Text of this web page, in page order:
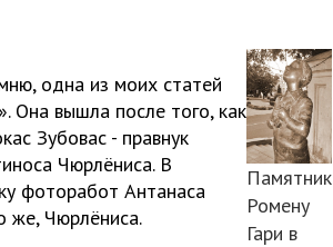
Памятник
Ромену
Гари в
одна из моих статей
Она вышла после того, как
Зубовас - правнук
Чюрлёниса. В
фоторабот Антанаса
же, Чюрлёниса.